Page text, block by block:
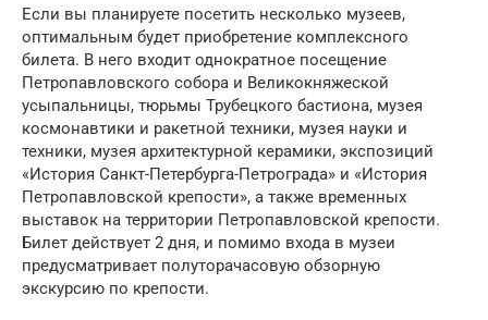
Если вы планируете посетить несколько музеев,
оптимальным будет приобретение комплексного
билета. В него входит однократное посещение
Петропавловского собора и Великокняжеской
усыпальницы, тюрьмы Трубецкого бастиона, музея
космонавтики и ракетной техники, музея науки и
техники, музея архитектурной керамики, экспозиций
«История Санкт-Петербурга-Петрограда» и «История
Петропавловской крепости», а также временных
выставок на территории Петропавловской крепости.
Билет действует 2 дня, и помимо входа в музеи
предусматривает полуторачасовую обзорную
экскурсию по крепости.